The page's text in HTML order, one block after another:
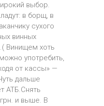
выбор.
в борщ, в
сухого
винных
Винищем хоть
употребить,
от кассы» —
дальше
АТБ.Снять
и выше. В